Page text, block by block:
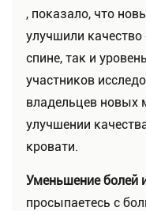
, показало, что
улучшили
спине, так и
участников
владельцев новых
улучшении
кровати.
Уменьшение болей
просыпаетесь с